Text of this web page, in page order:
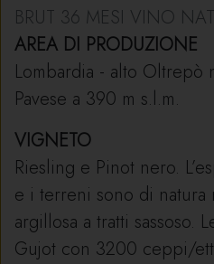
BRUT 36 MESI VINO
AREA DI PRODUZIONE
Lombardia - alto
Pavese a 390 m s.l.m.
VIGNETO
Riesling e Pinot nero.
e i terreni sono di natura
argillosa a tratti sassoso.
Gujot con 3200 ceppi/